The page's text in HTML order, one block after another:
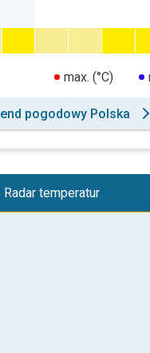
max. (°C)
pogodowy Polska
Radar temperatur